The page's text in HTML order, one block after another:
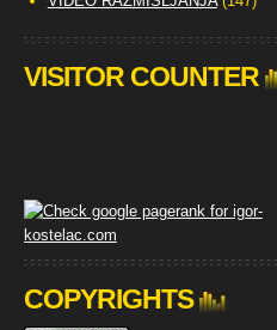
VISITOR COUNTER
COPYRIGHTS